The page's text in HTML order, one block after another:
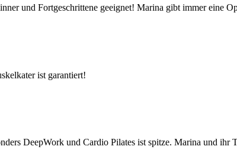
und Fortgeschrittene geeignet! Marina gibt immer eine
ist garantiert!
DeepWork und Cardio Pilates ist spitze. Marina und ihr